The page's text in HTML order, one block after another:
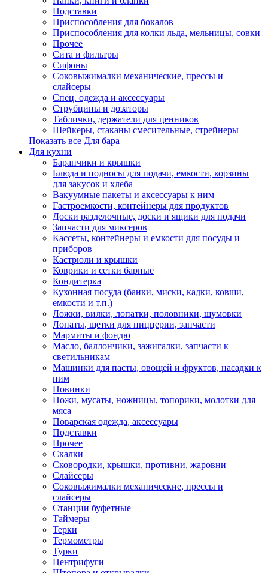
Подставки
Приспособления для бокалов
Приспособления для колки льда, мельницы, совки
Прочее
Сита и фильтры
Сифоны
Соковыжималки механические, прессы и
слайсеры
Спец. одежда и аксессуары
Струбцины и дозаторы
Таблички, держатели для ценников
Шейкеры, стаканы смесительные, стрейнеры
Показать все Для бара
Для кухни
Баранчики и крышки
Блюда и подносы для подачи, емкости, корзины
для закусок и хлеба
Вакуумные пакеты и аксессуары к ним
Гастроемкости, контейнеры для продуктов
Доски разделочные, доски и ящики для подачи
Запчасти для миксеров
Кассеты, контейнеры и емкости для посуды и
приборов
Кастрюли и крышки
Коврики и сетки барные
Кондитерка
Кухонная посуда (банки, миски, кадки, ковши,
емкости и т.п.)
Ложки, вилки, лопатки, половники, шумовки
Лопаты, щетки для пиццерии, запчасти
Мармиты и фондю
Масло, баллончики, зажигалки, запчасти к
светильникам
Машинки для пасты, овощей и фруктов, насадки к
ним
Новинки
Ножи, мусаты, ножницы, топорики, молотки для
мяса
Поварская одежда, аксессуары
Подставки
Прочее
Скалки
Сковородки, крышки, противни, жаровни
Слайсеры
Соковыжималки механические, прессы и
слайсеры
Станции буфетные
Таймеры
Терки
Термометры
Турки
Центрифуги